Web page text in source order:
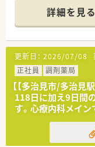
枚ほど応需して
■薬剤師は正社
の業務に取り組
【求人情報につ
■経験やスキル
提示が可能な好
■正社員として
カ月分となって
■薬剤師資格手
実しており高収
【想定されるモ
■30代の経験者
詳細を見る
更新日： 2026/07/08
正社員
調剤薬局
【【多治見市/多治見
118日に加え9日間
す。心療内科メイン